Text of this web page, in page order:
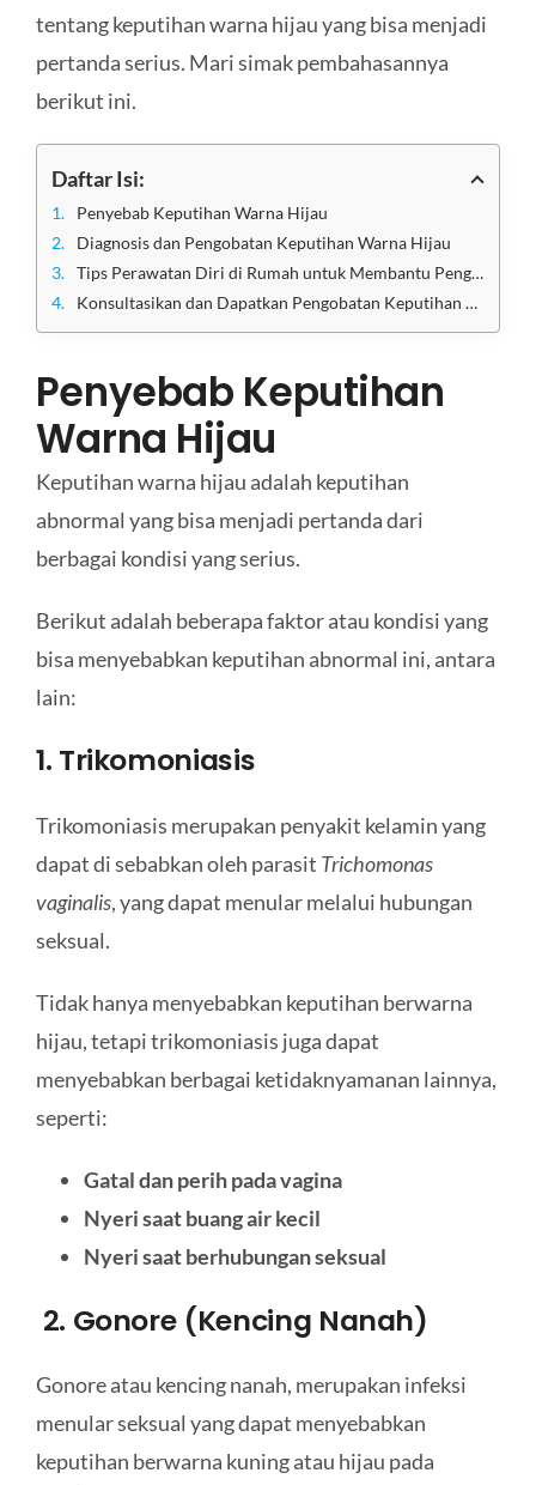
tentang keputihan warna hijau yang bisa menjadi
pertanda serius. Mari simak pembahasannya
berikut ini.
Daftar Isi:
Penyebab Keputihan Warna Hijau
Diagnosis dan Pengobatan Keputihan Warna Hijau
Tips Perawatan Diri di Rumah untuk Membantu Pengobatan
Konsultasikan dan Dapatkan Pengobatan Keputihan Warna Hijau yang Efektif di Klinik Utama Sentosa
Penyebab Keputihan
Warna Hijau
Keputihan warna hijau adalah keputihan
abnormal yang bisa menjadi pertanda dari
berbagai kondisi yang serius.
Berikut adalah beberapa faktor atau kondisi yang
bisa menyebabkan keputihan abnormal ini, antara
lain:
1. Trikomoniasis
Trikomoniasis merupakan penyakit kelamin yang
dapat di sebabkan oleh parasit Trichomonas
vaginalis, yang dapat menular melalui hubungan
seksual.
Tidak hanya menyebabkan keputihan berwarna
hijau, tetapi trikomoniasis juga dapat
menyebabkan berbagai ketidaknyamanan lainnya,
seperti:
Gatal dan perih pada vagina
Nyeri saat buang air kecil
Nyeri saat berhubungan seksual
2. Gonore (Kencing Nanah)
Gonore atau kencing nanah, merupakan infeksi
menular seksual yang dapat menyebabkan
keputihan berwarna kuning atau hijau pada